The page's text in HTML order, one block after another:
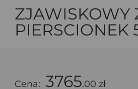
ZJAWISKOWY
PIERSCIONEK
Cena: 3765.00 zł